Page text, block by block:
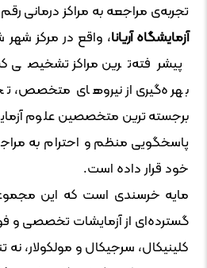
تجربه‌ی مراجعه به مراکز درمانی رقم
آزمایشگاه آریانا، واقع در مرکز شهر
پیشرفته‌ترین مراکز تشخیصی
بهره‌گیری از نیروهای متخصص،
برجسته‌ترین متخصصین علوم
پاسخگویی منظم و احترام به
خود قرار داده است.
مایه خرسندی‌ است که این
گسترده‌ای از آزمایشات تخصصی
کلینیکال، سرجیکال و مولکولار، نه